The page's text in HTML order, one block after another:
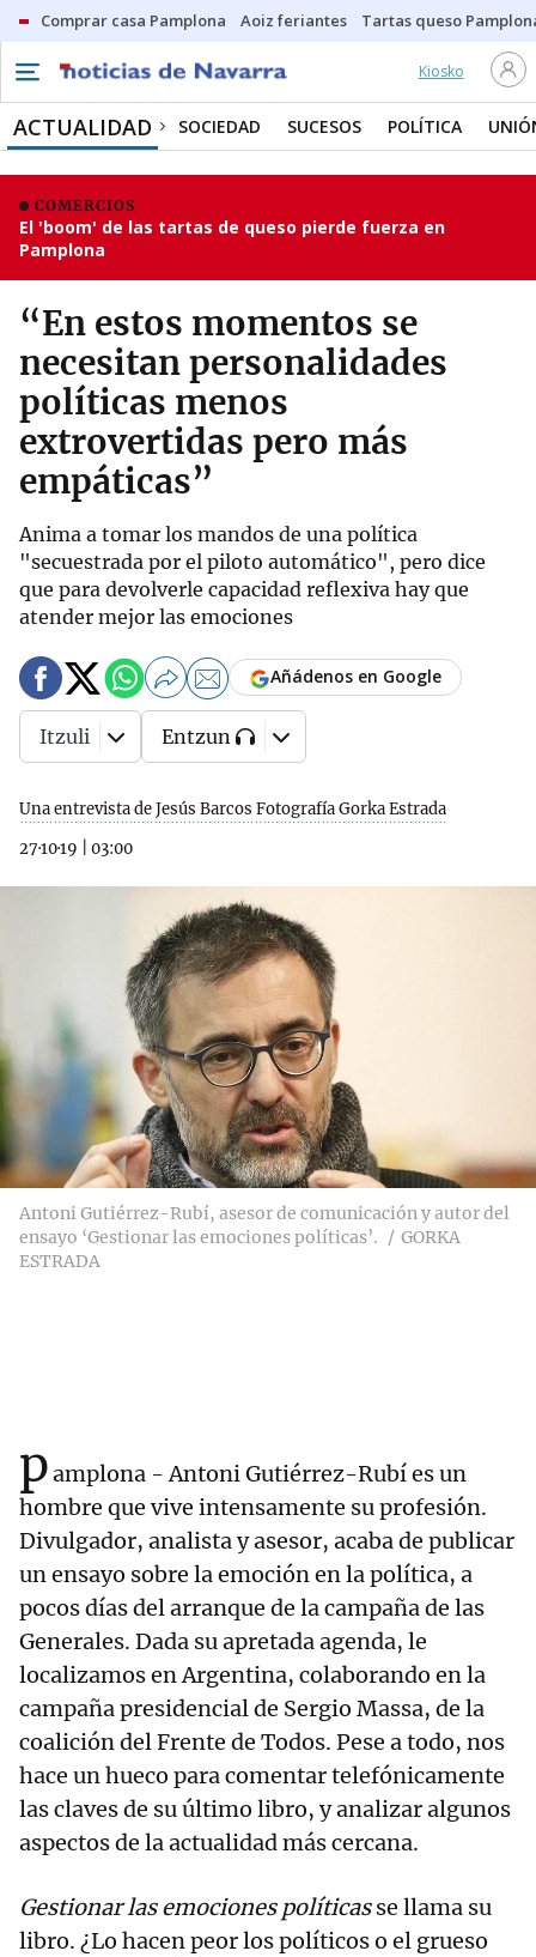
Comprar casa Pamplona Aoiz feriantes Tartas queso
Kiosko
ACTUALIDAD SOCIEDAD SUCESOS POLÍTICA
COMERCIOS
El 'boom' de las tartas de queso pierde fuerza en
Pamplona
“En estos momentos se
necesitan personalidades
políticas menos
extrovertidas pero más
empáticas”
Anima a tomar los mandos de una política
"secuestrada por el piloto automático", pero dice
que para devolverle capacidad reflexiva hay que
atender mejor las emociones
Una entrevista de Jesús Barcos Fotografía Gorka Estrada
27·10·19
03:00
Añádenos en Google
Itzuli Entzun
Antoni Gutiérrez-Rubí, asesor de comunicación y autor del
ensayo ‘Gestionar las emociones políticas’.
GORKA
ESTRADA
pamplona - Antoni Gutiérrez-Rubí es un
hombre que vive intensamente su profesión.
Divulgador, analista y asesor, acaba de publicar
un ensayo sobre la emoción en la política, a
pocos días del arranque de la campaña de las
Generales. Dada su apretada agenda, le
localizamos en Argentina, colaborando en la
campaña presidencial de Sergio Massa, de la
coalición del Frente de Todos. Pese a todo, nos
hace un hueco para comentar telefónicamente
las claves de su último libro, y analizar algunos
aspectos de la actualidad más cercana.
Gestionar las emociones políticasse llama su
libro. ¿Lo hacen peor los políticos o el grueso